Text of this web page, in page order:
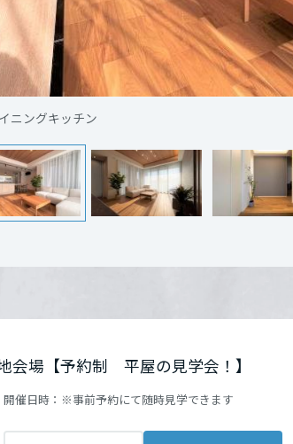
の売却
ニングキッチン
会場【予約制 平屋の見学会！】
開催日時： ※事前予約にて随時見学できます
ヶ崎2丁目（旗ヶ崎分譲3号地） 詳細を見る
10:00～20:00
・水定休（定休日、時間外ご見学希望の場
）
物件案内スタッフにつながります。